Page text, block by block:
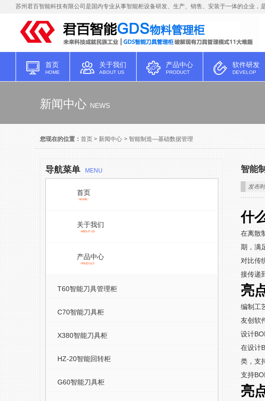
苏州君百智能科技有限公司是国内专业从事智能柜设备研发、生产、销售、安装于一体的企业，
首页
HOME
关于我们
ABOUT US
产品中心
PRODUCT
软件研发
DEVELOP
新闻中心 NEWS
您现在的位置： 首页 > 新闻中心 > 智能制造—基础数据管理
导航菜单 MENU
首页
HOME
关于我们
ABOUT US
产品中心
PRODUCT
T60智能刀具管理柜
C70智能刀具柜
X380智能刀具柜
HZ-20智能回转柜
G60智能刀具柜
智能
发布
什
在离散
期，满
对比传
接传递
亮
编制工
友创软
设计
在设计
类，支
支持
亮